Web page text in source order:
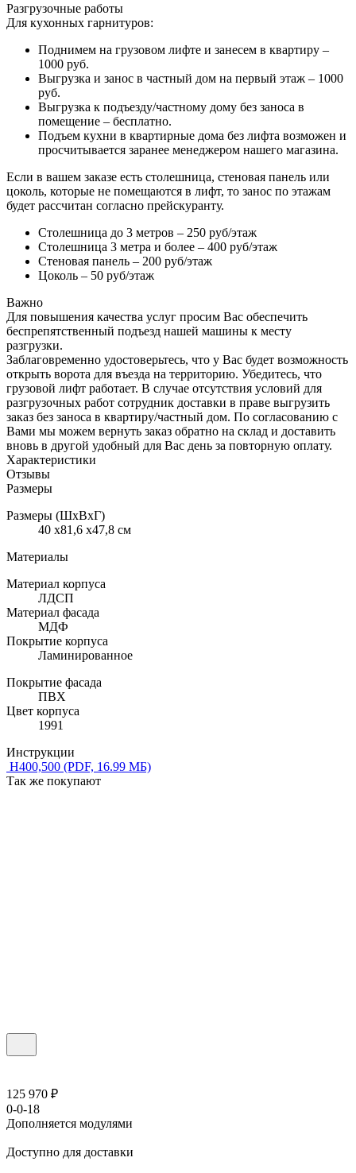
Разгрузочные работы
Для кухонных гарнитуров:
Поднимем на грузовом лифте и занесем в квартиру –
1000 руб.
Выгрузка и занос в частный дом на первый этаж – 1000
руб.
Выгрузка к подъезду/частному дому без заноса в
помещение – бесплатно.
Подъем кухни в квартирные дома без лифта возможен и
просчитывается заранее менеджером нашего магазина.
Если в вашем заказе есть столешница, стеновая панель или
цоколь, которые не помещаются в лифт, то занос по этажам
будет рассчитан согласно прейскуранту.
Столешница до 3 метров – 250 руб/этаж
Столешница 3 метра и более – 400 руб/этаж
Стеновая панель – 200 руб/этаж
Цоколь – 50 руб/этаж
Важно
Для повышения качества услуг просим Вас обеспечить
беспрепятственный подъезд нашей машины к месту
разгрузки.
Заблаговременно удостоверьтесь, что у Вас будет возможность
открыть ворота для въезда на территорию. Убедитесь, что
грузовой лифт работает. В случае отсутствия условий для
разгрузочных работ сотрудник доставки в праве выгрузить
заказ без заноса в квартиру/частный дом. По согласованию с
Вами мы можем вернуть заказ обратно на склад и доставить
вновь в другой удобный для Вас день за повторную оплату.
Характеристики
Отзывы
Размеры
Размеры (ШхВхГ)
40 x81,6 x47,8 см
Материалы
Материал корпуса
ЛДСП
Материал фасада
МДФ
Покрытие корпуса
Ламинированное
Покрытие фасада
ПВХ
Цвет корпуса
1991
Инструкции
Н400,500 (PDF, 16.99 МБ)
Так же покупают
125 970 ₽
0-0-18
Дополняется модулями
Доступно для доставки